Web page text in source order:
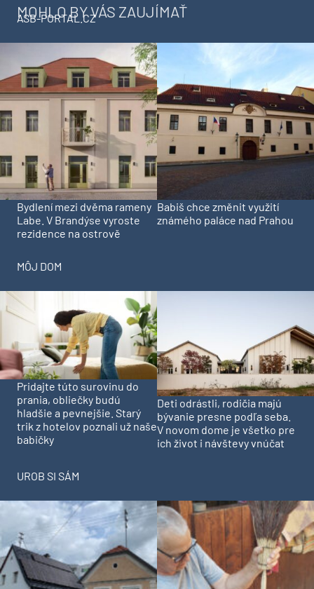
MOHLO BY VÁS ZAUJÍMAŤ
ASB-PORTAL.CZ
Bydlení mezi dvěma rameny
Labe. V Brandýse vyroste
rezidence na ostrově
Babiš chce změnit využití
známého paláce nad Prahou
MÔJ DOM
Pridajte túto surovinu do
prania, obliečky budú
hladšie a pevnejšie. Starý
trik z hotelov poznali už naše
babičky
Deti odrástli, rodičia majú
bývanie presne podľa seba.
V novom dome je všetko pre
ich život i návštevy vnúčat
UROB SI SÁM